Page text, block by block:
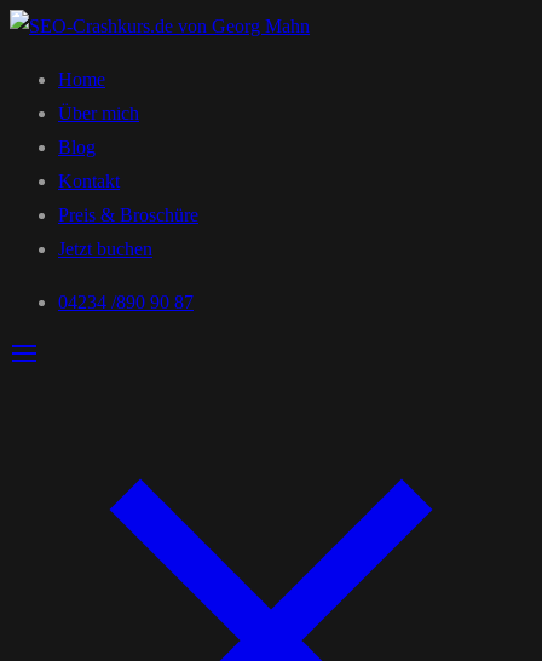
Home
Über mich
Blog
Kontakt
Preis & Broschüre
Jetzt buchen
04234 /890 90 87